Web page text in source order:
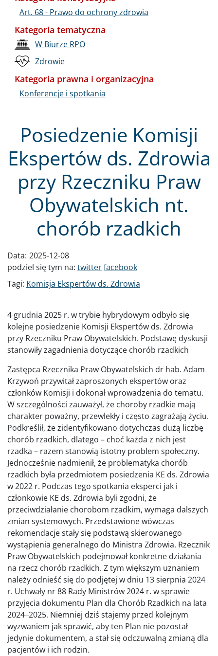
Posiedzenie Komisji
Ekspertów ds. Zdrowia
przy Rzeczniku Praw
Obywatelskich nt.
chorób rzadkich
Data: 2025-12-08
podziel się tym na: twitterfacebook
Tagi: Komisja Ekspertów ds. Zdrowia
4 grudnia 2025 r. w trybie hybrydowym odbyło się
kolejne posiedzenie Komisji Ekspertów ds. Zdrowia
przy Rzeczniku Praw Obywatelskich. Podstawę dyskusji
stanowiły zagadnienia dotyczące chorób rzadkich
Zastępca Rzecznika Praw Obywatelskich dr hab. Adam
Krzywoń przywitał zaproszonych ekspertów oraz
członków Komisji i dokonał wprowadzenia do tematu.
W szczególności zauważył, że choroby rzadkie mają
charakter poważny, przewlekły i często zagrażają życiu.
Podkreślił, że zidentyfikowano dotychczas dużą liczbę
chorób rzadkich, dlatego – choć każda z nich jest
rzadka – razem stanowią istotny problem społeczny.
Jednocześnie nadmienił, że problematyka chorób
rzadkich była przedmiotem posiedzenia KE ds. Zdrowia
w 2022 r. Podczas tego spotkania eksperci jak i
członkowie KE ds. Zdrowia byli zgodni, że
przeciwdziałanie chorobom rzadkim, wymaga dalszych
zmian systemowych. Przedstawione wówczas
rekomendacje stały się podstawą skierowanego
wystąpienia generalnego do Ministra Zdrowia. Rzecznik
Praw Obywatelskich podejmował konkretne działania
na rzecz chorób rzadkich. Z tym większym uznaniem
należy odnieść się do podjętej w dniu 13 sierpnia 2024
r. Uchwały nr 88 Rady Ministrów 2024 r. w sprawie
przyjęcia dokumentu Plan dla Chorób Rzadkich na lata
2024‒2025. Niemniej dziś stajemy przed kolejnym
wyzwaniem jak sprawić, aby ten Plan nie pozostał
jedynie dokumentem, a stał się odczuwalną zmianą dla
pacjentów i ich rodzin.
Art. 68 - Prawo do ochrony zdrowia
Kategoria tematyczna
W Biurze RPO
Zdrowie
Kategoria prawna i organizacyjna
Konferencje i spotkania